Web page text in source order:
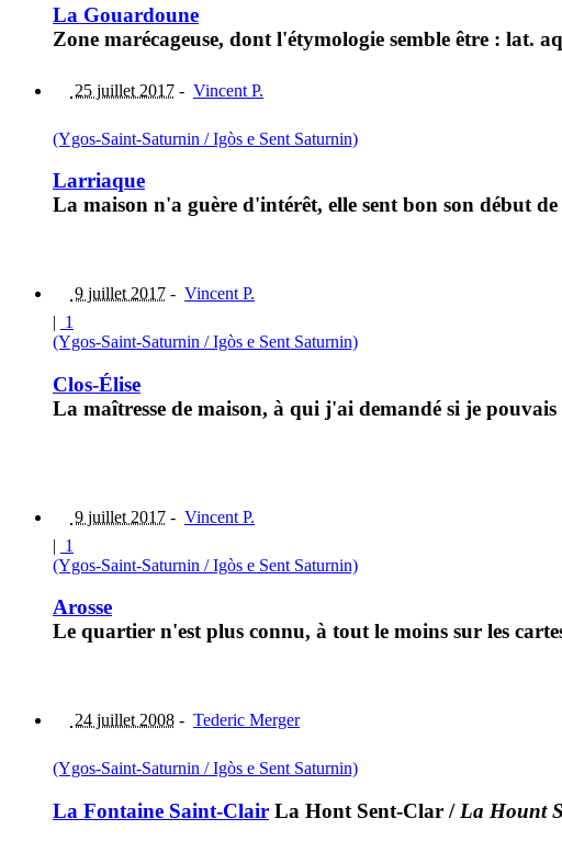
La Gouardoune
Zone marécageuse, dont l'étymologie semble être :
25 juillet 2017 - Vincent P.
(Ygos-Saint-Saturnin / Igòs e Sent Saturnin)
Larriaque
La maison n'a guère d'intérêt, elle sent bon son début
9 juillet 2017 - Vincent P.
| 1
(Ygos-Saint-Saturnin / Igòs e Sent Saturnin)
Clos-Élise
La maîtresse de maison, à qui j'ai demandé si je
9 juillet 2017 - Vincent P.
| 1
(Ygos-Saint-Saturnin / Igòs e Sent Saturnin)
Arosse
Le quartier n'est plus connu, à tout le moins sur les
24 juillet 2008 - Tederic Merger
(Ygos-Saint-Saturnin / Igòs e Sent Saturnin)
La Fontaine Saint-Clair La Hont Sent-Clar / La Hount